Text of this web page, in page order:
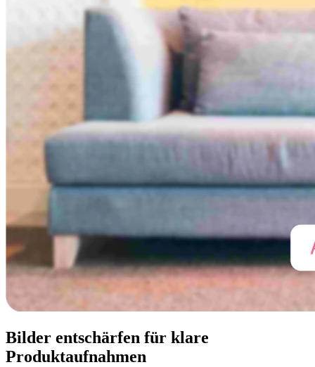
Bilder entschärfen für klare
Produktaufnahmen